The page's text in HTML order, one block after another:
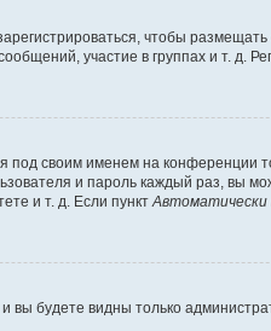
чтобы
участие в группах и т. д.
под своим именем на конференции
и пароль каждый раз, вы
и т. д. Если пункт Автоматически
, и вы будете видны только